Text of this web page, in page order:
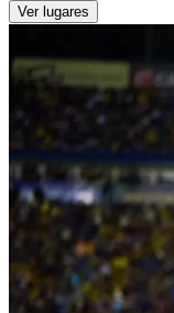
Ver lugares